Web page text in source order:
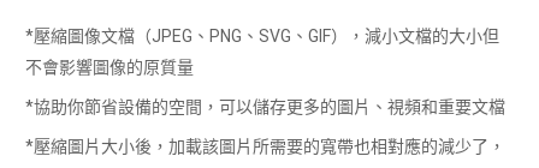
*壓縮圖像文檔（JPEG、PNG、SVG、GIF），減小文檔的大小但
不會影響圖像的原質量
*協助你節省設備的空間，可以儲存更多的圖片、視頻和重要文檔
*壓縮圖片大小後，加載該圖片所需要的寬帶也相對應的減少了，